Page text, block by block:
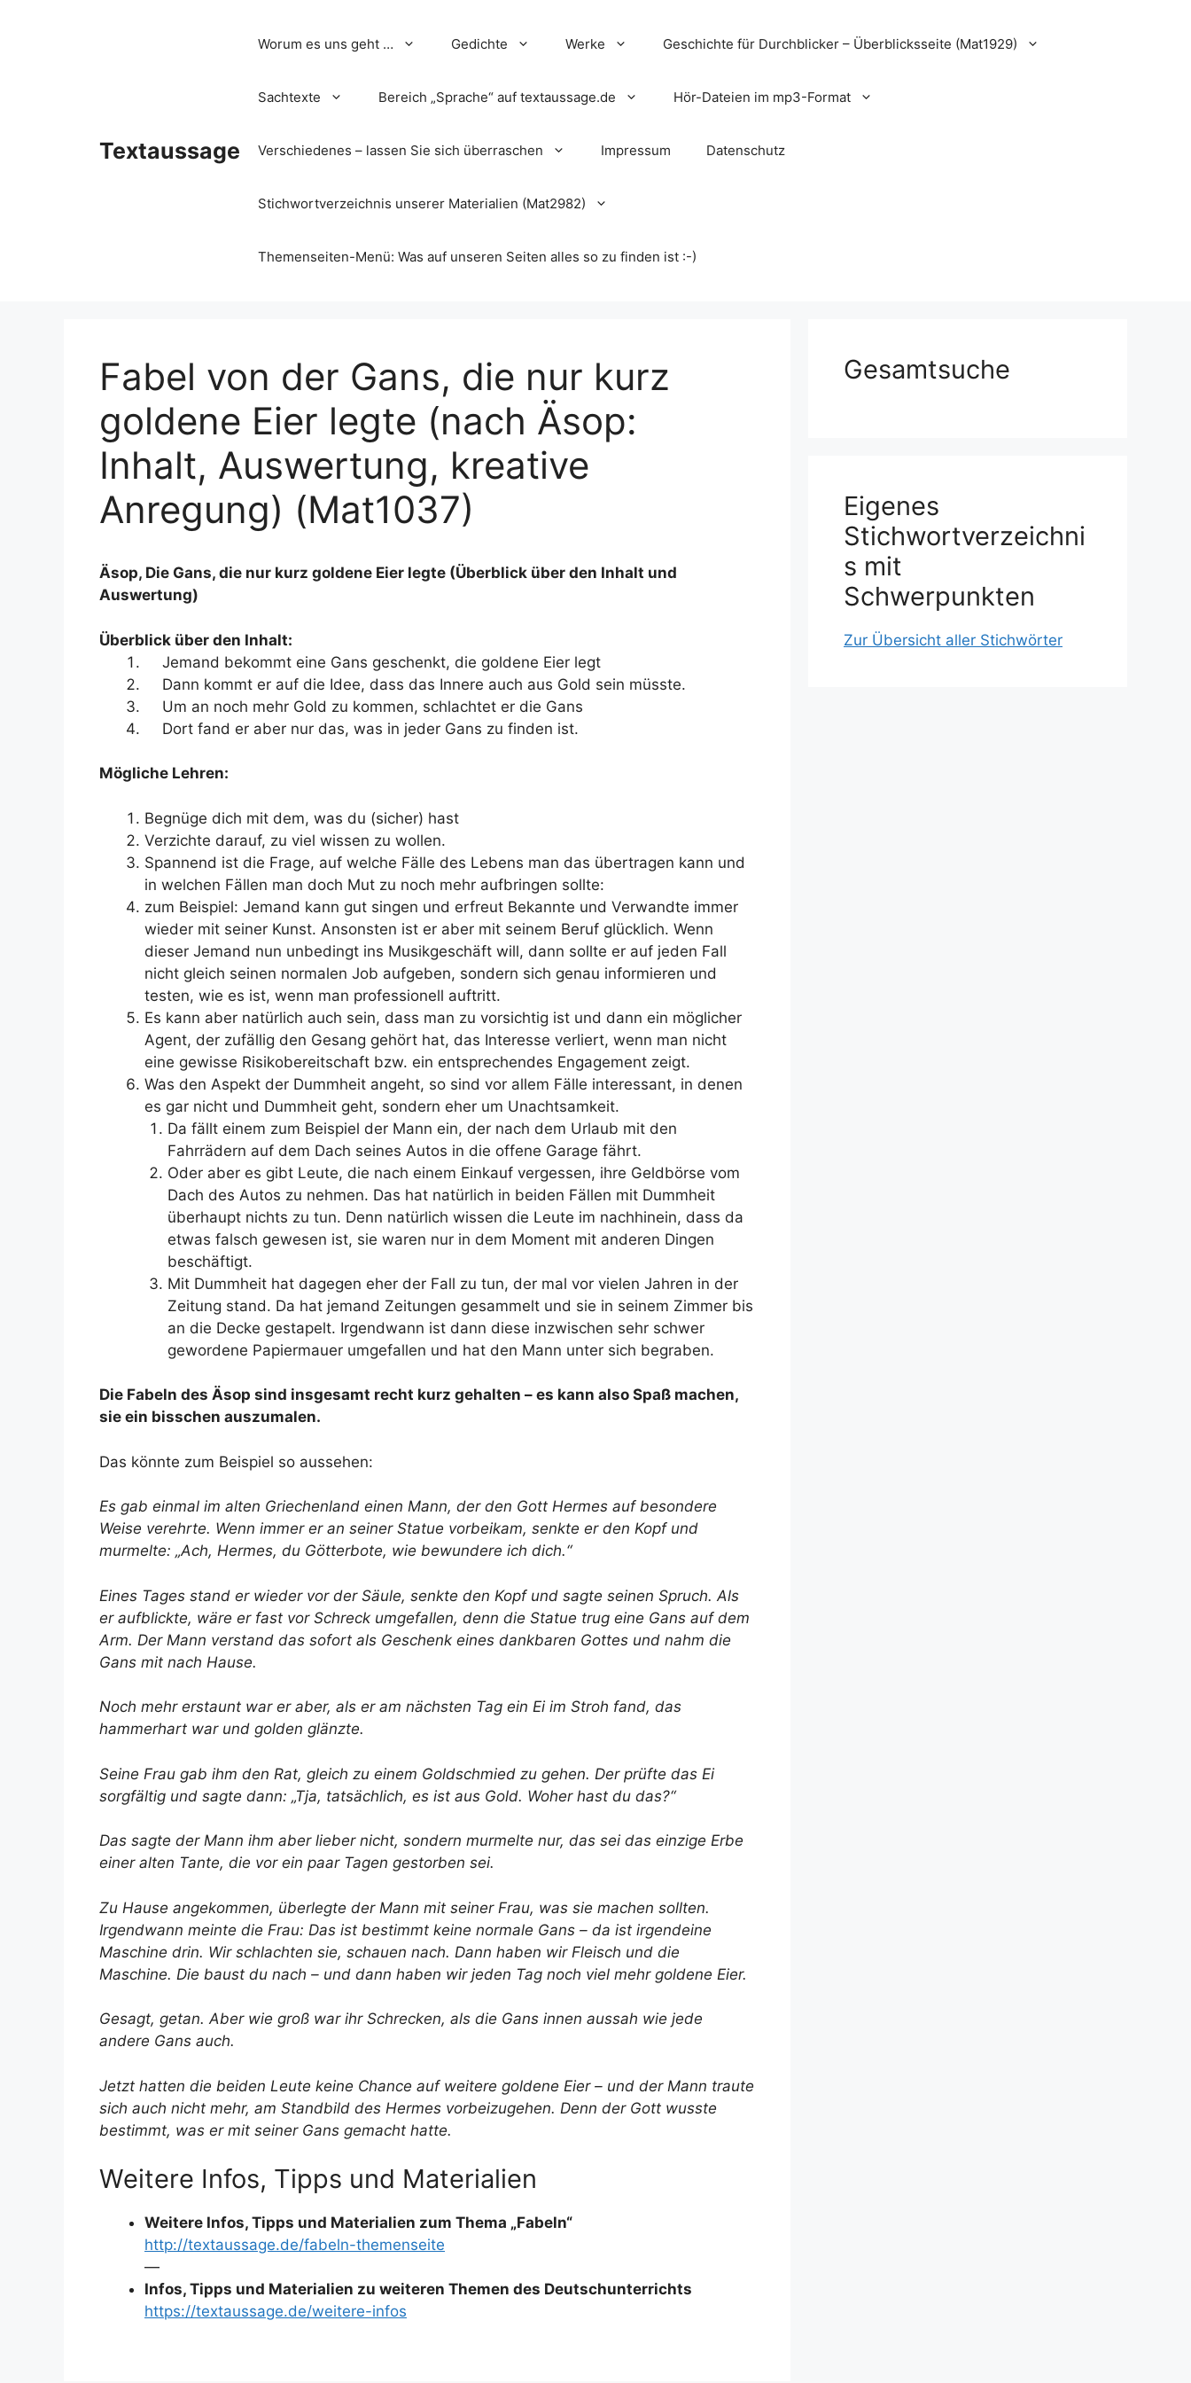
Textaussage
Worum es uns geht … Gedichte Werke Geschichte für Durchblicker – Überblicksseite (Mat1929)
Sachtexte Bereich „Sprache“ auf textaussage.de Hör-Dateien im mp3-Format
Verschiedenes – lassen Sie sich überraschen Impressum Datenschutz
Stichwortverzeichnis unserer Materialien (Mat2982)
Themenseiten-Menü: Was auf unseren Seiten alles so zu finden ist :-)
Fabel von der Gans, die nur kurz
goldene Eier legte (nach Äsop:
Inhalt, Auswertung, kreative
Anregung) (Mat1037)
Äsop, Die Gans, die nur kurz goldene Eier legte (Überblick über den Inhalt und
Auswertung)
Überblick über den Inhalt:
Jemand bekommt eine Gans geschenkt, die goldene Eier legt
Dann kommt er auf die Idee, dass das Innere auch aus Gold sein müsste.
Um an noch mehr Gold zu kommen, schlachtet er die Gans
Dort fand er aber nur das, was in jeder Gans zu finden ist.
Mögliche Lehren:
Begnüge dich mit dem, was du (sicher) hast
Verzichte darauf, zu viel wissen zu wollen.
Spannend ist die Frage, auf welche Fälle des Lebens man das übertragen kann und
in welchen Fällen man doch Mut zu noch mehr aufbringen sollte:
zum Beispiel: Jemand kann gut singen und erfreut Bekannte und Verwandte immer
wieder mit seiner Kunst. Ansonsten ist er aber mit seinem Beruf glücklich. Wenn
dieser Jemand nun unbedingt ins Musikgeschäft will, dann sollte er auf jeden Fall
nicht gleich seinen normalen Job aufgeben, sondern sich genau informieren und
testen, wie es ist, wenn man professionell auftritt.
Es kann aber natürlich auch sein, dass man zu vorsichtig ist und dann ein möglicher
Agent, der zufällig den Gesang gehört hat, das Interesse verliert, wenn man nicht
eine gewisse Risikobereitschaft bzw. ein entsprechendes Engagement zeigt.
Was den Aspekt der Dummheit angeht, so sind vor allem Fälle interessant, in denen
es gar nicht und Dummheit geht, sondern eher um Unachtsamkeit.
Da fällt einem zum Beispiel der Mann ein, der nach dem Urlaub mit den
Fahrrädern auf dem Dach seines Autos in die offene Garage fährt.
Oder aber es gibt Leute, die nach einem Einkauf vergessen, ihre Geldbörse vom
Dach des Autos zu nehmen. Das hat natürlich in beiden Fällen mit Dummheit
überhaupt nichts zu tun. Denn natürlich wissen die Leute im nachhinein, dass da
etwas falsch gewesen ist, sie waren nur in dem Moment mit anderen Dingen
beschäftigt.
Mit Dummheit hat dagegen eher der Fall zu tun, der mal vor vielen Jahren in der
Zeitung stand. Da hat jemand Zeitungen gesammelt und sie in seinem Zimmer bis
an die Decke gestapelt. Irgendwann ist dann diese inzwischen sehr schwer
gewordene Papiermauer umgefallen und hat den Mann unter sich begraben.
Die Fabeln des Äsop sind insgesamt recht kurz gehalten – es kann also Spaß machen,
sie ein bisschen auszumalen.
Das könnte zum Beispiel so aussehen:
Es gab einmal im alten Griechenland einen Mann, der den Gott Hermes auf besondere
Weise verehrte. Wenn immer er an seiner Statue vorbeikam, senkte er den Kopf und
murmelte: „Ach, Hermes, du Götterbote, wie bewundere ich dich.“
Eines Tages stand er wieder vor der Säule, senkte den Kopf und sagte seinen Spruch. Als
er aufblickte, wäre er fast vor Schreck umgefallen, denn die Statue trug eine Gans auf dem
Arm. Der Mann verstand das sofort als Geschenk eines dankbaren Gottes und nahm die
Gans mit nach Hause.
Noch mehr erstaunt war er aber, als er am nächsten Tag ein Ei im Stroh fand, das
hammerhart war und golden glänzte.
Seine Frau gab ihm den Rat, gleich zu einem Goldschmied zu gehen. Der prüfte das Ei
sorgfältig und sagte dann: „Tja, tatsächlich, es ist aus Gold. Woher hast du das?“
Das sagte der Mann ihm aber lieber nicht, sondern murmelte nur, das sei das einzige Erbe
einer alten Tante, die vor ein paar Tagen gestorben sei.
Zu Hause angekommen, überlegte der Mann mit seiner Frau, was sie machen sollten.
Irgendwann meinte die Frau: Das ist bestimmt keine normale Gans – da ist irgendeine
Maschine drin. Wir schlachten sie, schauen nach. Dann haben wir Fleisch und die
Maschine. Die baust du nach – und dann haben wir jeden Tag noch viel mehr goldene Eier.
Gesagt, getan. Aber wie groß war ihr Schrecken, als die Gans innen aussah wie jede
andere Gans auch.
Jetzt hatten die beiden Leute keine Chance auf weitere goldene Eier – und der Mann traute
sich auch nicht mehr, am Standbild des Hermes vorbeizugehen. Denn der Gott wusste
bestimmt, was er mit seiner Gans gemacht hatte.
Weitere Infos, Tipps und Materialien
Weitere Infos, Tipps und Materialien zum Thema „Fabeln“
http://textaussage.de/fabeln-themenseite
—
Infos, Tipps und Materialien zu weiteren Themen des Deutschunterrichts
https://textaussage.de/weitere-infos
Gesamtsuche
Eigenes
Stichwortverzeichni
s mit
Schwerpunkten
Zur Übersicht aller Stichwörter